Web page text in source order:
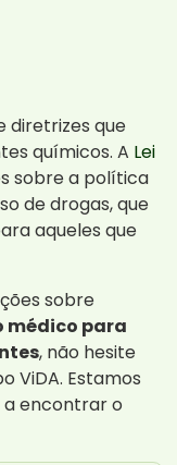
diretrizes que
químicos. A Lei
sobre a política
de drogas, que
aqueles que
sobre
médico para
, não hesite
ViDA. Estamos
a encontrar o